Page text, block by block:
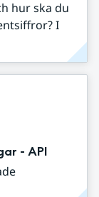
hur ska du
I
- API